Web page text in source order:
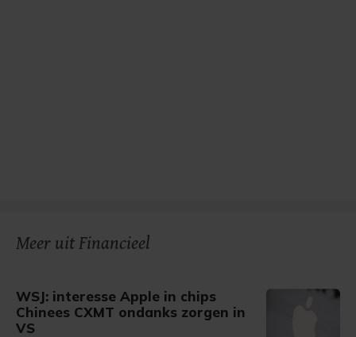
Meer uit Financieel
WSJ: interesse Apple in chips
Chinees CXMT ondanks zorgen in
VS